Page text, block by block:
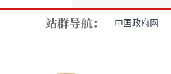
中国政府网